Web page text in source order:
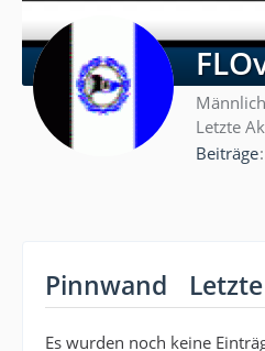
Männlich
Letzte
Beiträge
Pinnwand
Es wurden noch keine